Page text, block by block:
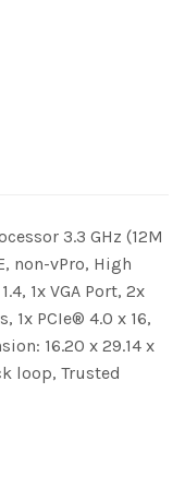
3.3 GHz (12M
non-vPro, High
1x VGA Port, 2x
1x PCIe® 4.0 x 16,
16.20 x 29.14 x
loop, Trusted